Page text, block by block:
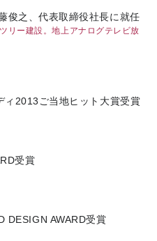
俊之、代表取締役社長に就任
ー建設。地上アナログテレビ放
ィ2013ご当地ヒット大賞受賞
受賞
DESIGN AWARD受賞